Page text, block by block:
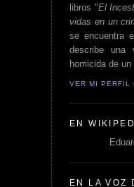
libros "El
vidas en un
se encuentra
describe una
homicida de
VER MI PERFIL
EN
EN LA VOZ